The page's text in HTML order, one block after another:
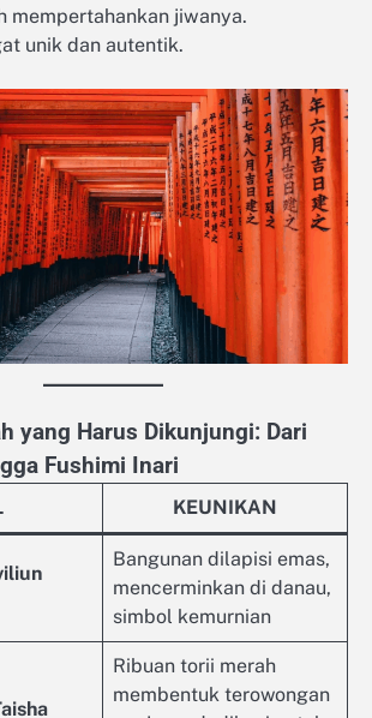
mempertahankan jiwanya.
unik dan autentik.
yang Harus Dikunjungi: Dari
Fushimi Inari
KEUNIKAN
Bangunan dilapisi emas,
mencerminkan di danau,
simbol kemurnian
Ribuan torii merah
membentuk terowongan